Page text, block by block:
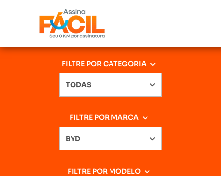
FILTRE POR CATEGORIA
TODAS
FILTRE POR MARCA
BYD
FILTRE POR MODELO